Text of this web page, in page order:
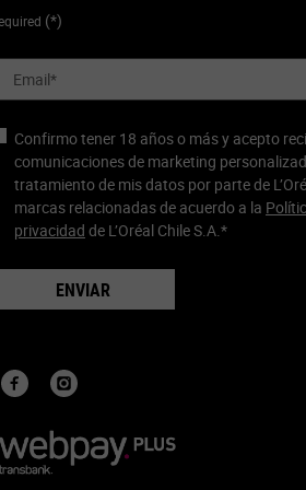
(*)
Email*
Confirmo tener 18 años o más y acepto
comunicaciones de marketing
tratamiento de mis datos por parte de
marcas relacionadas de acuerdo a la
privacidad de L’Oréal Chile S.A.*
ENVIAR